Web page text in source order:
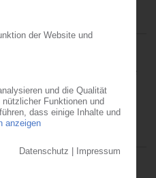
Omnium – seine regionale
ein...07.08.2026